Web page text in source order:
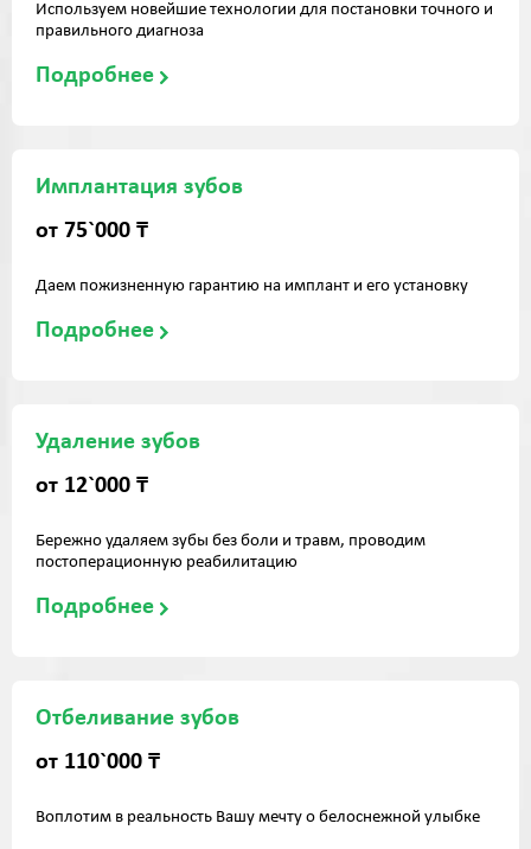
Используем новейшие технологии для постановки точного и
правильного диагноза
Подробнее
Имплантация зубов
от 75`000 ₸
Даем пожизненную гарантию на имплант и его установку
Подробнее
Удаление зубов
от 12`000 ₸
Бережно удаляем зубы без боли и травм, проводим
постоперационную реабилитацию
Подробнее
Отбеливание зубов
от 110`000 ₸
Воплотим в реальность Вашу мечту о белоснежной улыбке